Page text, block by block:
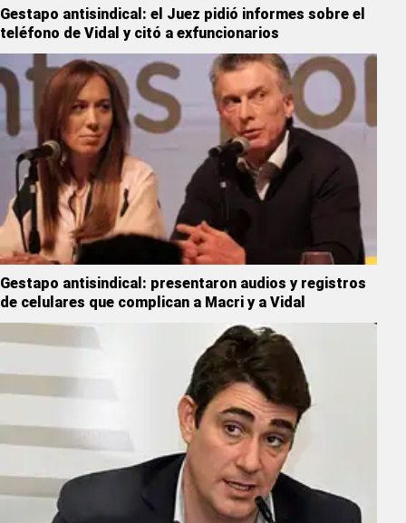
Gestapo antisindical: el Juez pidió informes sobre el
teléfono de Vidal y citó a exfuncionarios
Gestapo antisindical: presentaron audios y registros
de celulares que complican a Macri y a Vidal